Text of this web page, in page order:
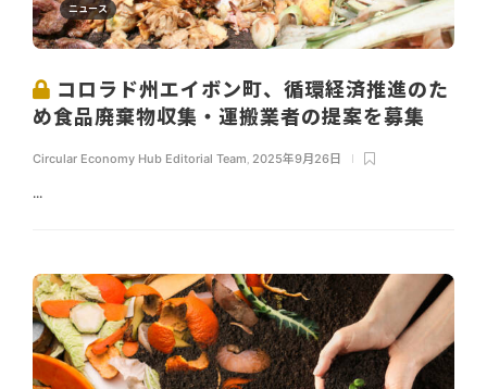
ニュース
コロラド州エイボン町、循環経済推進のた
め食品廃棄物収集・運搬業者の提案を募集
Circular Economy Hub Editorial Team 2025年9月26日
...